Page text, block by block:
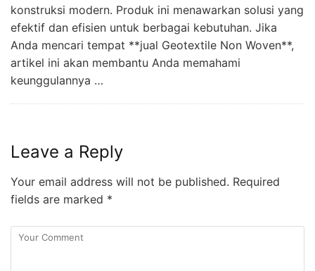
konstruksi modern. Produk ini menawarkan solusi yang
efektif dan efisien untuk berbagai kebutuhan. Jika
Anda mencari tempat **jual Geotextile Non Woven**,
artikel ini akan membantu Anda memahami
keunggulannya …
Leave a Reply
Your email address will not be published. Required
fields are marked *